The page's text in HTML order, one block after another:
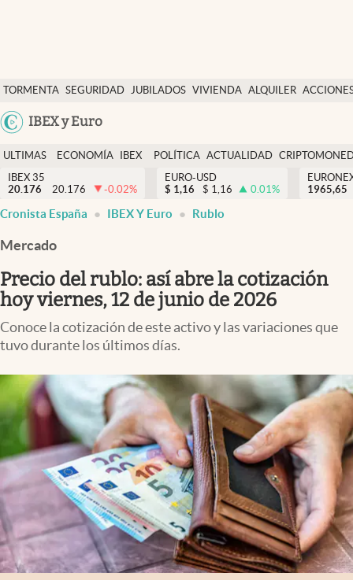
TORMENTA SEGURIDAD JUBILADOS VIVIENDA ALQUILER
USA
IBEX y Euro
Economía y finanzas
Política
Actualidad
Criptomonedas
España
ULTIMAS
NOTICIAS
ECONOMÍA
FINANZAS
IBEX
EURO
POLÍTICA ACTUALIDAD
IBEX 35
20.176
20.176 -0.02%
EURO-USD
$ 1,16 $ 1,16 0.01%
1965,65
Cronista España IBEX Y Euro Rublo
Mercado
Precio del rublo: así abre la cotización
hoy viernes, 12 de junio de 2026
Conoce la cotización de este activo y las variaciones que
tuvo durante los últimos días.